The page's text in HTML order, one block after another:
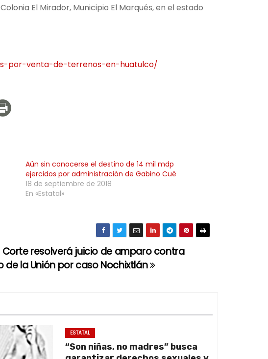
El Mirador, Municipio El Marqués, en el estado
por-venta-de-terrenos-en-huatulco/
Aún sin conocerse el destino de 14 mil mdp
ejercidos por administración de Gabino Cué
18 de septiembre de 2018
En «Estatal»
Corte resolverá juicio de amparo contra
de la Unión por caso Nochixtlán
ESTATAL
“Son niñas, no madres” busca